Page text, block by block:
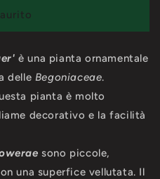
è una pianta ornamentale
delle Begoniaceae.
pianta è molto
decorativo e la facilità
sono piccole,
una superfice vellutata. Il